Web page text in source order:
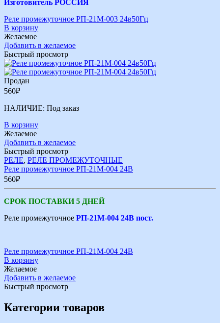
Изготовитель РОССИЯ
Реле промежуточное РП-21М-003 24в50Гц
В корзину
Желаемое
Добавить в желаемое
Быстрый просмотр
Продан
560₽
НАЛИЧИЕ: Под заказ
В корзину
Желаемое
Добавить в желаемое
Быстрый просмотр
РЕЛЕ, РЕЛЕ ПРОМЕЖУТОЧНЫЕ
Реле промежуточное РП-21М-004 24В
560₽
СРОК ПОСТАВКИ 5 ДНЕЙ
Реле промежуточное РП-21М-004 24В пост.
Реле промежуточное РП-21М-004 24В
В корзину
Желаемое
Добавить в желаемое
Быстрый просмотр
Категории товаров